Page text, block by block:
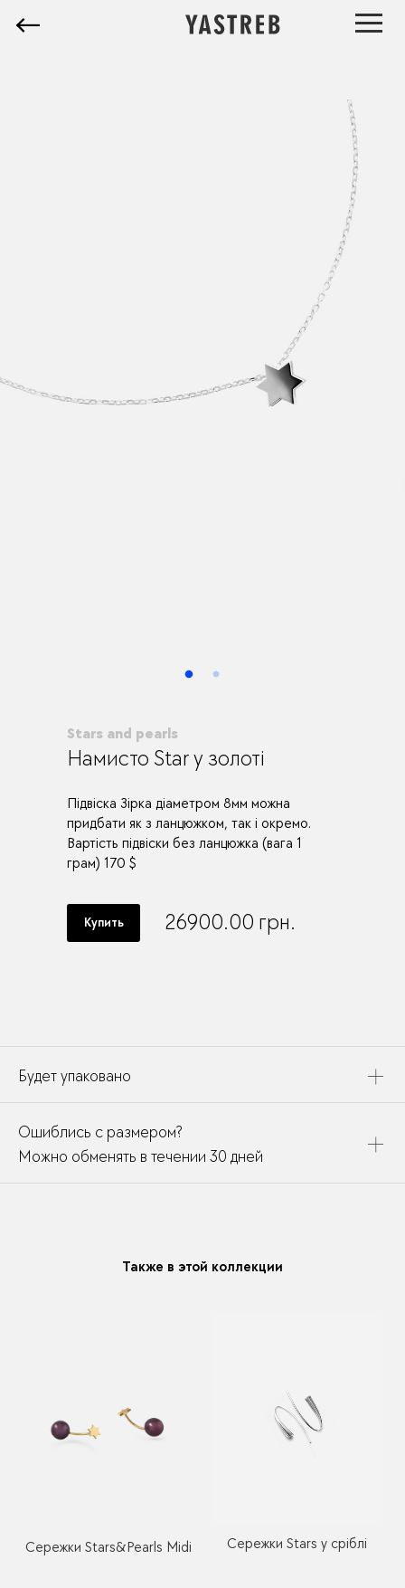
Stars and pearls
Намисто Star у золоті
Підвіска Зірка діаметром 8мм можна
придбати як з ланцюжком, так і окремо.
Вартість підвіски без ланцюжка (вага 1
грам) 170 $
Купить 26900.00 грн.
Будет упаковано
дополнено открыткой, паспортом украшения и
собрано в подарочный пакет
Ошиблись с размером?
Можно обменять в течении 30 дней
Также в этой коллекции
Сережки Stars&Pearls Midi Сережки Stars у сріблі